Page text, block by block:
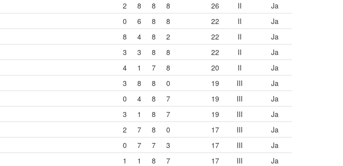
2 8 8 8 26 II
Ja
0 6 8 8 22 II
Ja
8 4 8 2 22 II
Ja
3 3 8 8 22 II
Ja
4 1 7 8 20 II
Ja
3 8 8 0 19 III
Ja
0 4 8 7 19 III
Ja
3 1 8 7 19 III
Ja
2 7 8 0 17 III
Ja
0 7 7 3 17 III
Ja
1 1 8 7 17 III
Ja